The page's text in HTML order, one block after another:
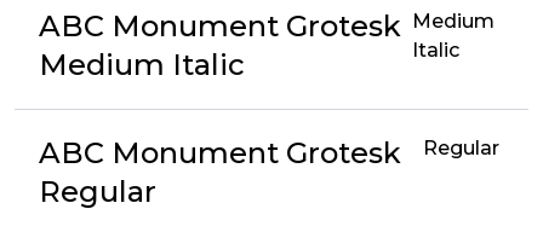
ABC Monument Grotesk
Medium Italic
Medium
Italic
ABC Monument Grotesk
Regular
Regular